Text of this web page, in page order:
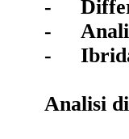
-
-
-
Analisi